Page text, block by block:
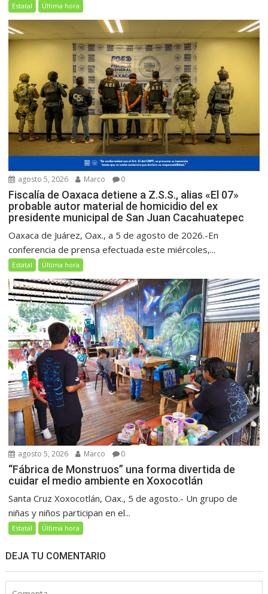
Estatal Última hora
agosto 5, 2026 Marco 0
Fiscalía de Oaxaca detiene a Z.S.S., alias «El 07»
probable autor material de homicidio del ex
presidente municipal de San Juan Cacahuatepec
Oaxaca de Juárez, Oax., a 5 de agosto de 2026.-En
conferencia de prensa efectuada este miércoles,...
Estatal Última hora
agosto 5, 2026 Marco 0
“Fábrica de Monstruos” una forma divertida de
cuidar el medio ambiente en Xoxocotlán
Santa Cruz Xoxocotlán, Oax., 5 de agosto.- Un grupo de
niñas y niños participan en el...
Estatal Última hora
DEJA TU COMENTARIO